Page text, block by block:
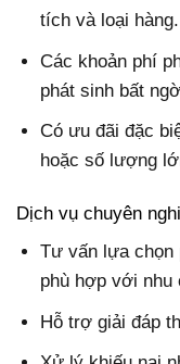
tích và loại hàng.
Các khoản phí
phát sinh bất
Có ưu đãi đặc
hoặc số lượng
Dịch vụ chuyên
Tư vấn lựa chọn
phù hợp với nhu
Hỗ trợ giải đáp